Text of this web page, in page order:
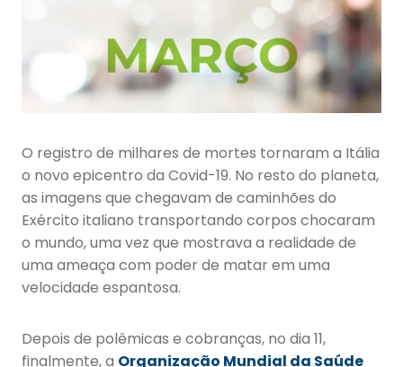
O registro de milhares de mortes tornaram a Itália
o novo epicentro da Covid-19. No resto do planeta,
as imagens que chegavam de caminhões do
Exército italiano transportando corpos chocaram
o mundo, uma vez que mostrava a realidade de
uma ameaça com poder de matar em uma
velocidade espantosa.
Depois de polêmicas e cobranças, no dia 11,
finalmente, a Organização Mundial da Saúde